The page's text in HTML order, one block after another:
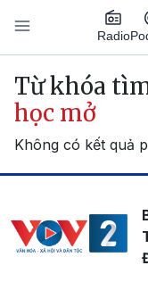
Nhảy đến nội dung
Radio
Main
Từ khóa
học mở
Không có kết quả